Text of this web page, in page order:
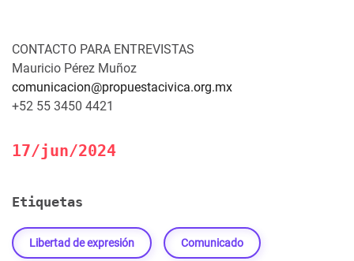
CONTACTO PARA ENTREVISTAS
Mauricio Pérez Muñoz
comunicacion@propuestacivica.org.mx
+52 55 3450 4421
17/jun/2024
Etiquetas
Libertad de expresión Comunicado